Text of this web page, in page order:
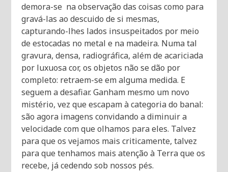
demora-se na observação das coisas como para
gravá-las ao descuido de si mesmas,
capturando-lhes lados insuspeitados por meio
de estocadas no metal e na madeira. Numa tal
gravura, densa, radiográfica, além de acariciada
por luxuosa cor, os objetos não se dão por
completo: retraem-se em alguma medida. E
seguem a desafiar. Ganham mesmo um novo
mistério, vez que escapam à categoria do banal:
são agora imagens convidando a diminuir a
velocidade com que olhamos para eles. Talvez
para que os vejamos mais criticamente, talvez
para que tenhamos mais atenção à Terra que os
recebe, já cedendo sob nossos pés.